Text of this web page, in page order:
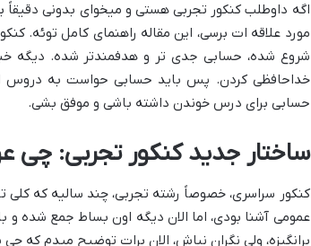
اگه داوطلب کنکور تجربی هستی و میخوای بدونی دقیقاً
شروع شده، حسابی جدی تر و هدفمندتر شده. دیگه
خداحافظی کردن. پس باید حسابی حواست به دروس
حسابی برای درس خوندن داشته باشی و موفق بشی.
ساختار جدید کنکور تجربی: چی عوض
کنکور سراسری، خصوصاً رشته تجربی، چند سالیه که
عمومی آشنا بودی، اما الان دیگه اون بساط جمع شده و
برانگیزه، ولی نگران نباش، الان برات توضیح میدم که